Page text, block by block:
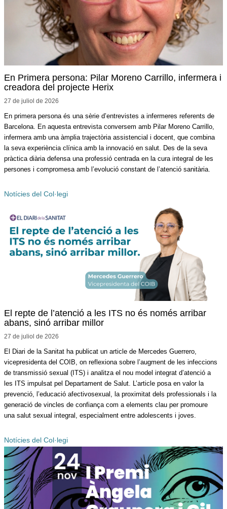
En Primera persona: Pilar Moreno Carrillo, infermera i
creadora del projecte Herix
27 de juliol de 2026
En primera persona és una sèrie d’entrevistes a infermeres referents de
Barcelona. En aquesta entrevista conversem amb Pilar Moreno Carrillo,
infermera amb una àmplia trajectòria assistencial i docent, que combina
la seva experiència clínica amb la innovació en salut. Des de la seva
pràctica diària defensa una professió centrada en la cura integral de les
persones i compromesa amb l’evolució constant de l’atenció sanitària.
Notícies del Col·legi
El repte de l’atenció a les ITS no és només arribar
abans, sinó arribar millor
27 de juliol de 2026
El Diari de la Sanitat ha publicat un article de Mercedes Guerrero,
vicepresidenta del COIB, on reflexiona sobre l’augment de les infeccions
de transmissió sexual (ITS) i analitza el nou model integrat d’atenció a
les ITS impulsat pel Departament de Salut. L’article posa en valor la
prevenció, l’educació afectivosexual, la proximitat dels professionals i la
generació de vincles de confiança com a elements clau per promoure
una salut sexual integral, especialment entre adolescents i joves.
Notícies del Col·legi